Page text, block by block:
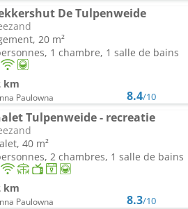
De Tulpenweide
20 m²
1 chambre, 1 salle de bains
km
Paulowna 8.4/10
Tulpenweide - recreatie
40 m²
2 chambres, 1 salle de bains
km
Paulowna 8.3/10